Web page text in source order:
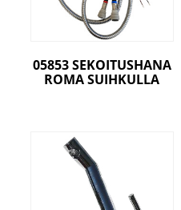
05853 SEKOITUSHANA
ROMA SUIHKULLA